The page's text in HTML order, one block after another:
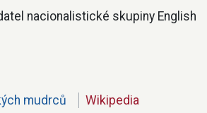
nacionalistické skupiny English
mudrců
Wikipedia